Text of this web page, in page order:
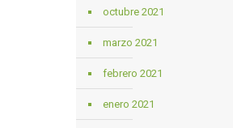
octubre 2021
marzo 2021
febrero 2021
enero 2021